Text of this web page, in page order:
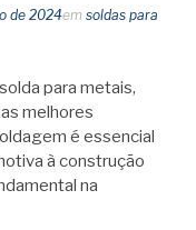
de 2024em soldas para
para metais,
melhores
é essencial
à construção
na